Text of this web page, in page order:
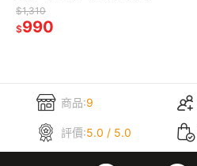
霧）
$1,310
$990
商品:9
評價:5.0 / 5.0